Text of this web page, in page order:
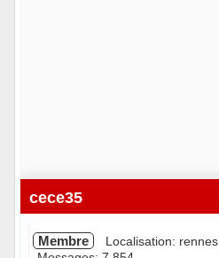
cece35
Membre Localisation: rennes